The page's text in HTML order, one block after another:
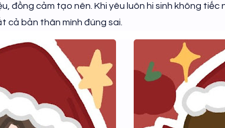
đồng cảm tạo nên. Khi yêu luôn hi sinh không tiếc
cả bản thân mình đúng sai.